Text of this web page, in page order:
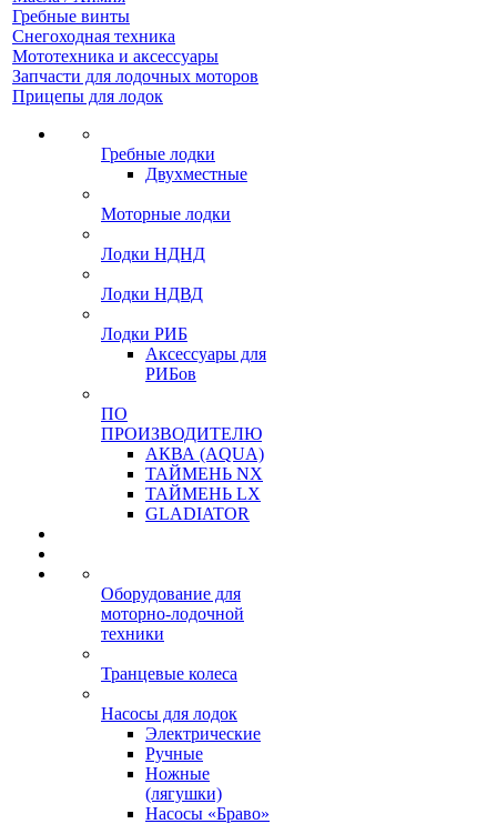
Гребные винты
Снегоходная техника
Мототехника и аксессуары
Запчасти для лодочных моторов
Прицепы для лодок
Гребные лодки
Двухместные
Моторные лодки
Лодки НДНД
Лодки НДВД
Лодки РИБ
Аксессуары для
РИБов
ПО
ПРОИЗВОДИТЕЛЮ
АКВА (AQUA)
ТАЙМЕНЬ NX
ТАЙМЕНЬ LX
GLADIATOR
Оборудование для
моторно-лодочной
техники
Транцевые колеса
Насосы для лодок
Электрические
Ручные
Ножные
(лягушки)
Насосы «Браво»